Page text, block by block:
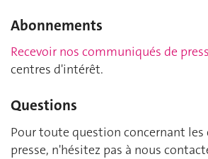
Abonnements
Recevoir nos communiqués de
centres d'intérêt.
Questions
Pour toute question concernant
presse, n'hésitez pas à nous